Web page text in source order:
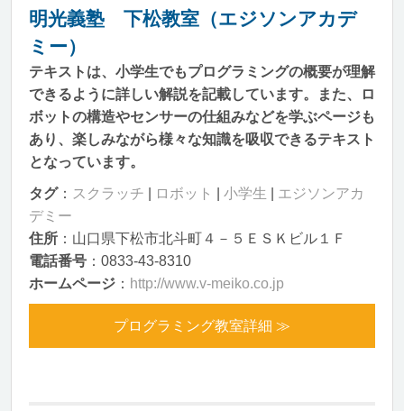
明光義塾 下松教室（エジソンアカデ
ミー）
テキストは、小学生でもプログラミングの概要が理解
できるように詳しい解説を記載しています。また、ロ
ボットの構造やセンサーの仕組みなどを学ぶページも
あり、楽しみながら様々な知識を吸収できるテキスト
となっています。
タグ： スクラッチ ロボット 小学生
エジソンアカ
デミー
住所 ：山口県下松市北斗町４－５ＥＳＫビル１Ｆ
電話番号 ：0833-43-8310
ホームページ ： http://www.v-meiko.co.jp
プログラミング教室詳細 ≫